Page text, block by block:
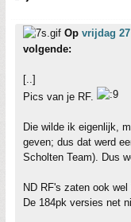
Op vrijdag 27
volgende:
[..]
Pics van je RF.
Die wilde ik eigenlijk,
geven; dus dat werd
Scholten Team). Dus
ND RF's zaten ook
De 184pk versies net